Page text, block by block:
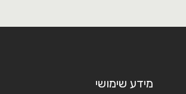
מידע שימושי